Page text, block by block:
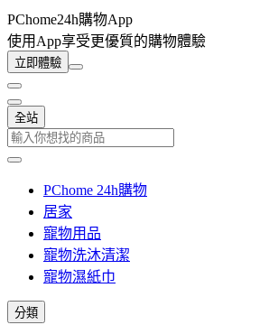
PChome24h購物App
使用App享受更優質的購物體驗
立即體驗
全站
PChome 24h購物
居家
寵物用品
寵物洗沐清潔
寵物濕紙巾
分類